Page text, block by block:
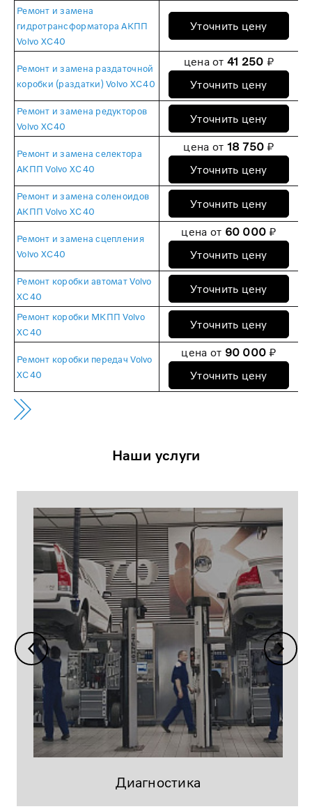
Ремонт и замена
гидротрансформатора АКПП
Volvo XC40
Уточнить цену
Ремонт и замена раздаточной
коробки (раздатки) Volvo XC40
цена от 41 250 ₽
Уточнить цену
Ремонт и замена редукторов
Volvo XC40
Уточнить цену
Ремонт и замена селектора
АКПП Volvo XC40
цена от 18 750 ₽
Уточнить цену
Ремонт и замена соленоидов
АКПП Volvo XC40
Уточнить цену
Ремонт и замена сцепления
Volvo XC40
цена от 60 000 ₽
Уточнить цену
Ремонт коробки автомат Volvo
XC40
Уточнить цену
Ремонт коробки МКПП Volvo
XC40
Уточнить цену
Ремонт коробки передач Volvo
XC40
цена от 90 000 ₽
Уточнить цену
Наши услуги
Диагностика